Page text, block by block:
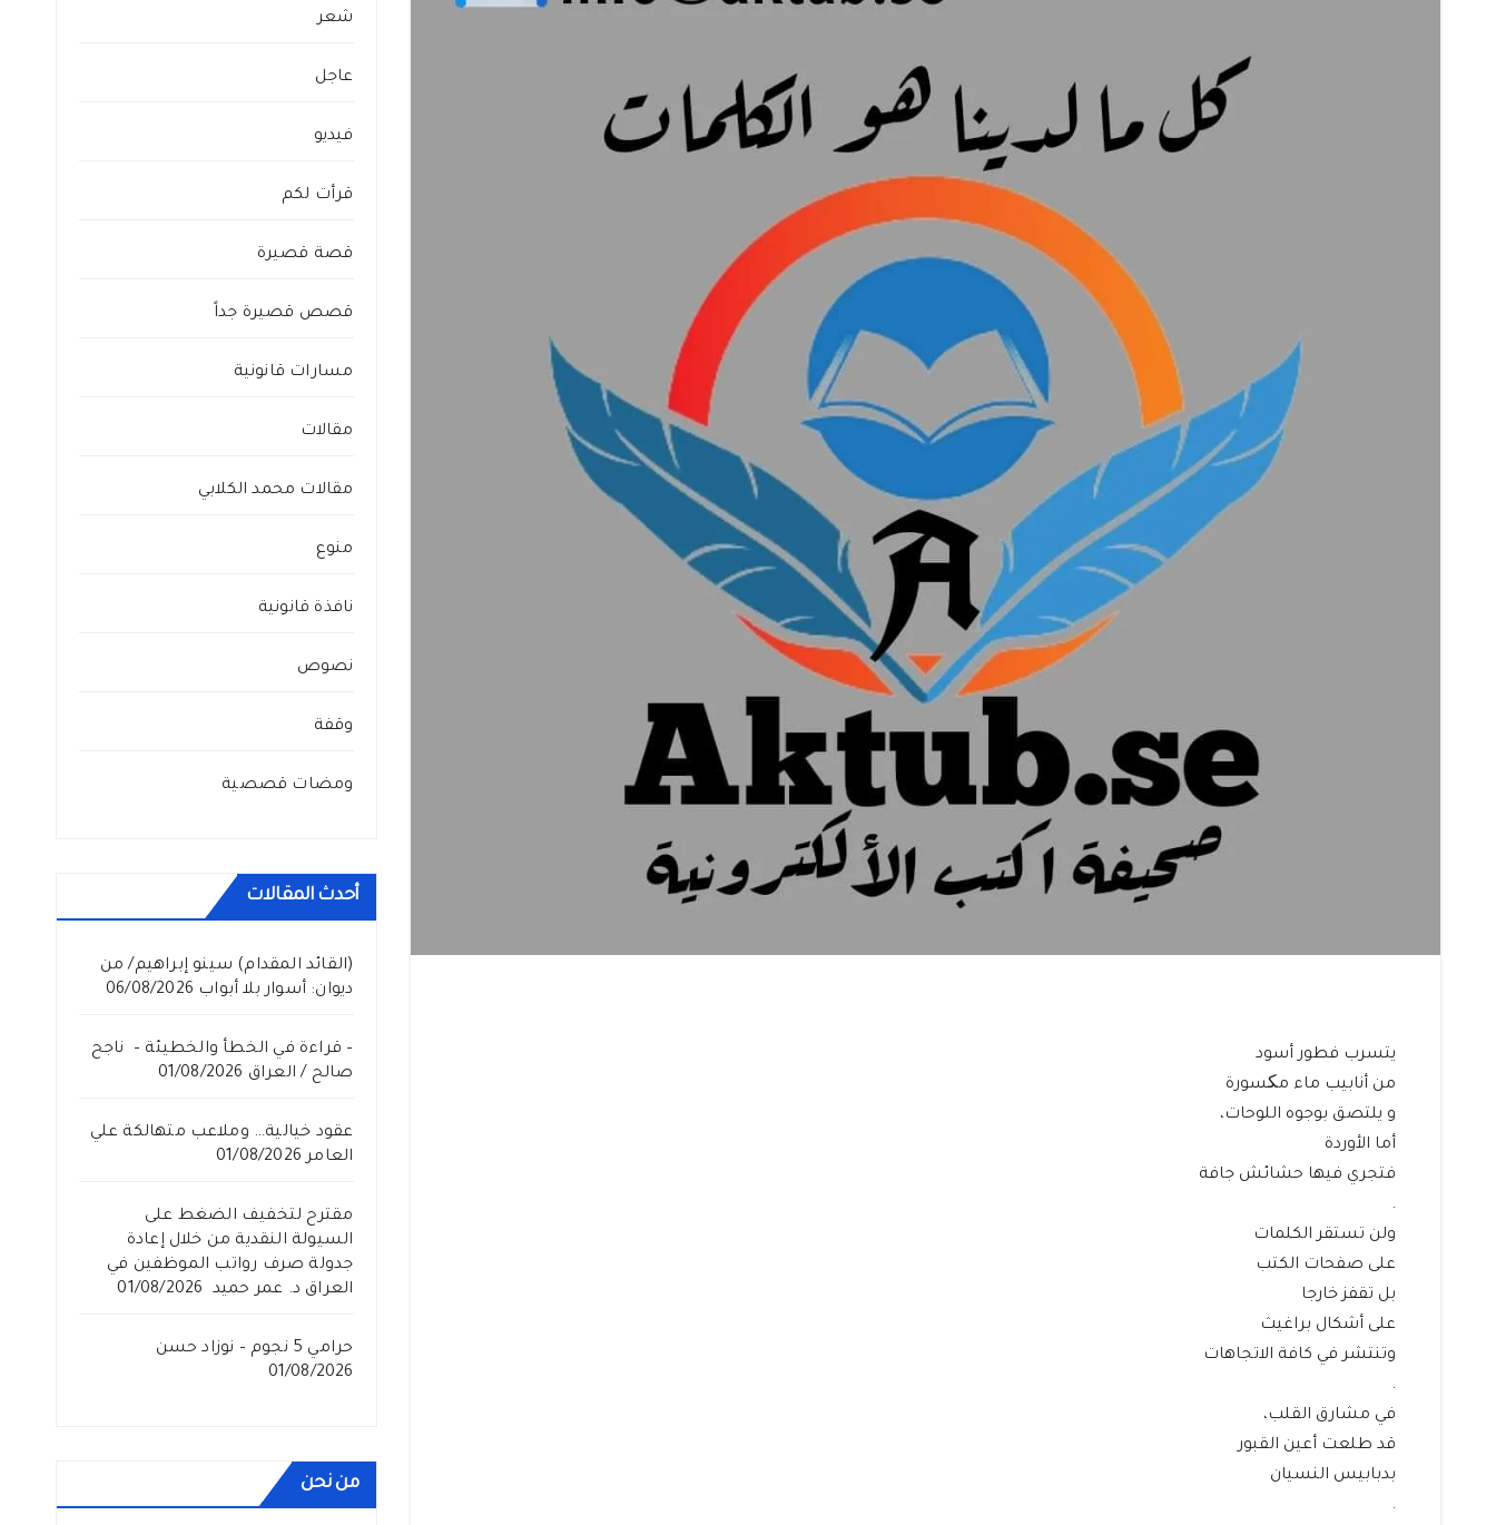
يتسرب فطور أسود
من أنابيب ماء مکسورة
و يلتصق بوجوه اللوحات،
أما الأوردة
فتجري فيها حشائش جافة
.
ولن تستقر الكلمات
على صفحات الكتب
بل تقفز خارجا
على أشكال براغيث
وتنتشر في كافة الاتجاهات
.
في مشارق القلب،
قد طلعت أعين القبور
بدبابيس النسيان
.
شعر
عاجل
فيديو
قرأت لكم
قصة قصيرة
قصص قصيرة جداً
مسارات قانونية
مقالات
مقالات محمد الكلابي
منوع
نافذة قانونية
نصوص
وقفة
ومضات قصصية
أحدث المقالات
(القائد المقدام) سينو إبراهيم/ من
ديوان: أسوار بلا أبواب 06/08/2026
– قراءة في الخطأ والخطيئة – ناجح
صالح / العراق 01/08/2026
عقود خيالية… وملاعب متهالكة علي
العامر 01/08/2026
مقترح لتخفيف الضغط على
السيولة النقدية من خلال إعادة
جدولة صرف رواتب الموظفين في
العراق د. عمر حميد
01/08/2026
حرامي 5 نجوم – نوزاد حسن
01/08/2026
من نحن